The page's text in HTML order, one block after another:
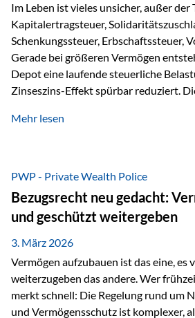
Im Leben ist vieles unsicher, außer der
Kapitalertragsteuer,
Schenkungssteuer, Erbschaftssteuer,
Gerade bei größeren Vermögen
Depot eine laufende steuerliche
Zinseszins-Effekt spürbar reduziert.
nicht laufend Kapital entziehen –
Privatdepot fallen an:
(Vorabpauschale, Teilfreistellung) Kein
der Vermögensverwaltungs-
Depotbankgebühren Jährliches
Zinsen, Dividenden und Kursgewinne
besteuert.
Mehr lesen
PWP - Private Wealth Police
Bezugsrecht neu gedacht:
und geschützt weitergeben
3. März 2026
Vermögen aufzubauen ist das eine,
weiterzugeben das andere. Wer
merkt schnell: Die Regelung rund um
und Vermögensschutz ist komplexer,